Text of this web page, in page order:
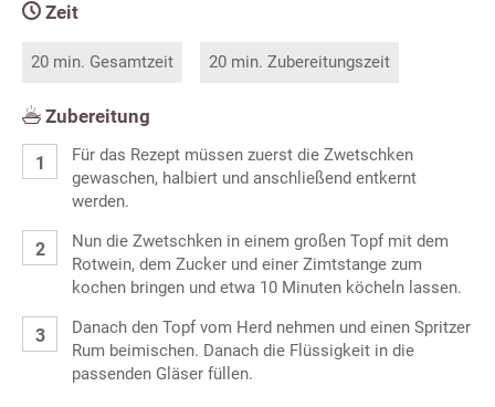
Zeit
20 min. Gesamtzeit 20 min. Zubereitungszeit
Zubereitung
Für das Rezept müssen zuerst die Zwetschken
gewaschen, halbiert und anschließend entkernt
werden.
Nun die Zwetschken in einem großen Topf mit dem
Rotwein, dem Zucker und einer Zimtstange zum
kochen bringen und etwa 10 Minuten köcheln lassen.
Danach den Topf vom Herd nehmen und einen Spritzer
Rum beimischen. Danach die Flüssigkeit in die
passenden Gläser füllen.